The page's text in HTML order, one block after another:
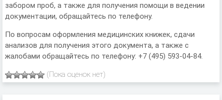
забором проб, а также для получения помощи в ведении
документации, обращайтесь по телефону.
По вопросам оформления медицинских книжек, сдачи
анализов для получения этого документа, а также с
жалобами обращайтесь по телефону: +7 (495) 593-04-84.
(Пока оценок нет)